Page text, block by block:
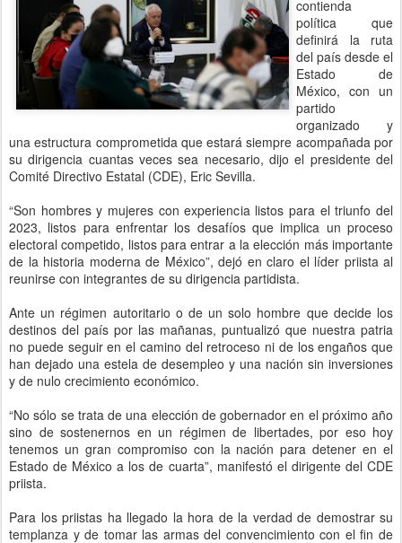
contienda
política que
definirá la ruta
del país desde el
Estado de
México, con un
partido
organizado y
una estructura comprometida que estará siempre acompañada por
su dirigencia cuantas veces sea necesario, dijo el presidente del
Comité Directivo Estatal (CDE), Eric Sevilla.
“Son hombres y mujeres con experiencia listos para el triunfo del
2023, listos para enfrentar los desafíos que implica un proceso
electoral competido, listos para entrar a la elección más importante
de la historia moderna de México”, dejó en claro el líder priista al
reunirse con integrantes de su dirigencia partidista.
Ante un régimen autoritario o de un solo hombre que decide los
destinos del país por las mañanas, puntualizó que nuestra patria
no puede seguir en el camino del retroceso ni de los engaños que
han dejado una estela de desempleo y una nación sin inversiones
y de nulo crecimiento económico.
“No sólo se trata de una elección de gobernador en el próximo año
sino de sostenernos en un régimen de libertades, por eso hoy
tenemos un gran compromiso con la nación para detener en el
Estado de México a los de cuarta”, manifestó el dirigente del CDE
priista.
Para los priistas ha llegado la hora de la verdad de demostrar su
templanza y de tomar las armas del convencimiento con el fin de